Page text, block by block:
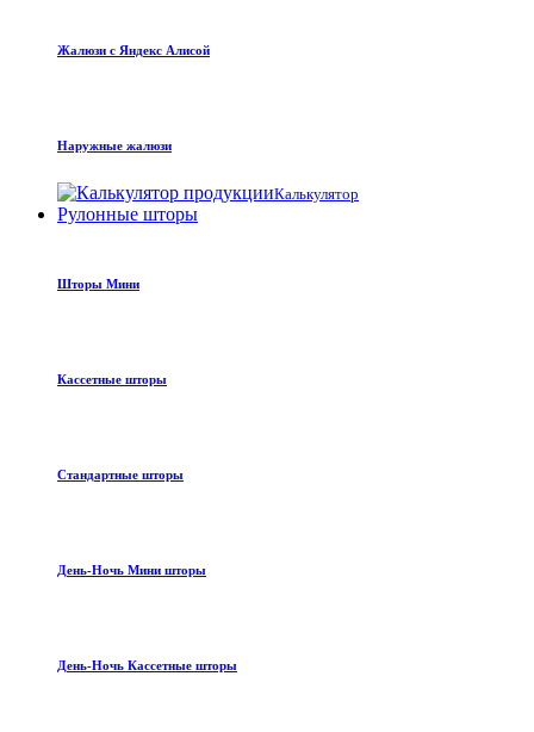
Жалюзи с Яндекс Алисой
Наружные жалюзи
Калькулятор
Рулонные шторы
Шторы Мини
Кассетные шторы
Стандартные шторы
День-Ночь Мини шторы
День-Ночь Кассетные шторы